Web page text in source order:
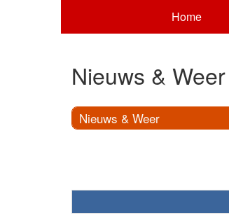
Home
Nieuws & Weer
Nieuws & Weer